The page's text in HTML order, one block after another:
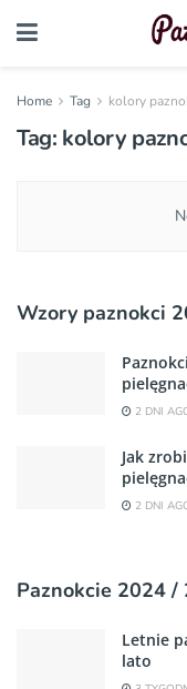
Home Tag kolory
Tag: kolory
Wzory paznokci
2 DNI
Jak
2 DNI
Paznokcie 2024 /
Letnie
lato